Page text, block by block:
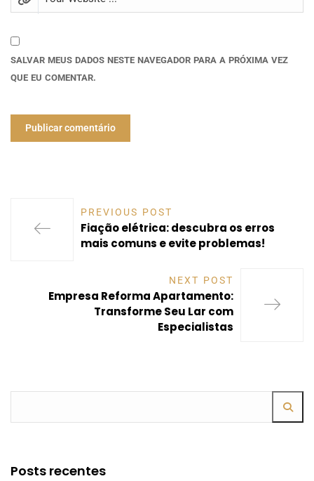
SALVAR MEUS DADOS NESTE NAVEGADOR PARA A PRÓXIMA VEZ
QUE EU COMENTAR.
PREVIOUS POST
Fiação elétrica: descubra os erros
mais comuns e evite problemas!
NEXT POST
Empresa Reforma Apartamento:
Transforme Seu Lar com
Especialistas
Posts recentes